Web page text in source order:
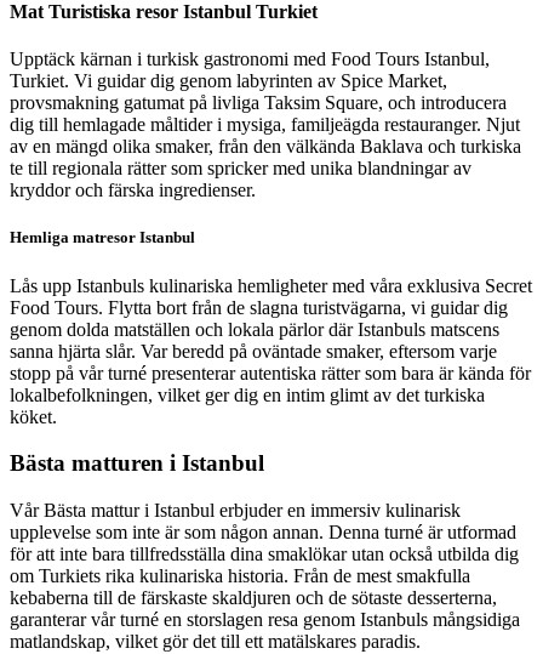
Mat Turistiska resor Istanbul Turkiet
Upptäck kärnan i turkisk gastronomi med Food Tours Istanbul,
Turkiet. Vi guidar dig genom labyrinten av Spice Market,
provsmakning gatumat på livliga Taksim Square, och introducera
dig till hemlagade måltider i mysiga, familjeägda restauranger. Njut
av en mängd olika smaker, från den välkända Baklava och turkiska
te till regionala rätter som spricker med unika blandningar av
kryddor och färska ingredienser.
Hemliga matresor Istanbul
Lås upp Istanbuls kulinariska hemligheter med våra exklusiva Secret
Food Tours. Flytta bort från de slagna turistvägarna, vi guidar dig
genom dolda matställen och lokala pärlor där Istanbuls matscens
sanna hjärta slår. Var beredd på oväntade smaker, eftersom varje
stopp på vår turné presenterar autentiska rätter som bara är kända för
lokalbefolkningen, vilket ger dig en intim glimt av det turkiska
köket.
Bästa matturen i Istanbul
Vår Bästa mattur i Istanbul erbjuder en immersiv kulinarisk
upplevelse som inte är som någon annan. Denna turné är utformad
för att inte bara tillfredsställa dina smaklökar utan också utbilda dig
om Turkiets rika kulinariska historia. Från de mest smakfulla
kebaberna till de färskaste skaldjuren och de sötaste desserterna,
garanterar vår turné en storslagen resa genom Istanbuls mångsidiga
matlandskap, vilket gör det till ett matälskares paradis.